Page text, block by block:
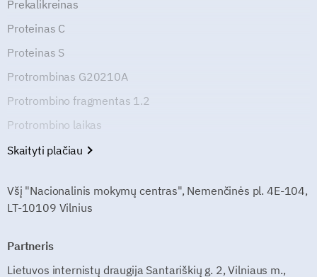
Prekalikreinas
Proteinas C
Proteinas S
Protrombinas G20210A
Protrombino fragmentas 1.2
Protrombino laikas
Skaityti plačiau
Všį "Nacionalinis mokymų centras", Nemenčinės pl. 4E-104,
LT-10109 Vilnius
Partneris
Lietuvos internistų draugija Santariškių g. 2, Vilniaus m.,